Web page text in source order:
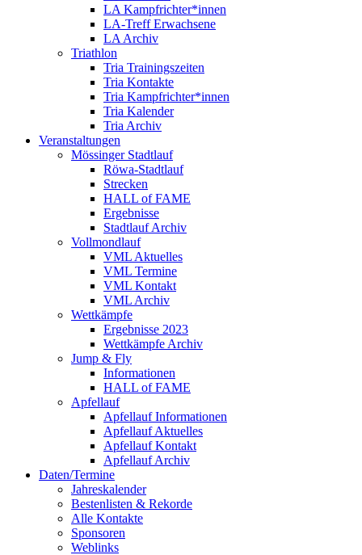
LA Kampfrichter*innen
LA-Treff Erwachsene
LA Archiv
Triathlon
Tria Trainingszeiten
Tria Kontakte
Tria Kampfrichter*innen
Tria Kalender
Tria Archiv
Veranstaltungen
Mössinger Stadtlauf
Röwa-Stadtlauf
Strecken
HALL of FAME
Ergebnisse
Stadtlauf Archiv
Vollmondlauf
VML Aktuelles
VML Termine
VML Kontakt
VML Archiv
Wettkämpfe
Ergebnisse 2023
Wettkämpfe Archiv
Jump & Fly
Informationen
HALL of FAME
Apfellauf
Apfellauf Informationen
Apfellauf Aktuelles
Apfellauf Kontakt
Apfellauf Archiv
Daten/Termine
Jahreskalender
Bestenlisten & Rekorde
Alle Kontakte
Sponsoren
Weblinks